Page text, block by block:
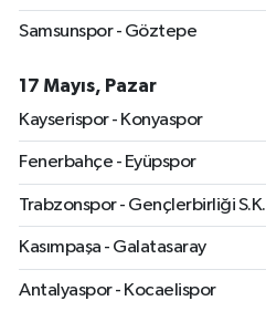
Samsunspor - Göztepe
17 Mayıs, Pazar
Kayserispor - Konyaspor
Fenerbahçe - Eyüpspor
Trabzonspor - Gençlerbirliği S.K.
Kasımpaşa - Galatasaray
Antalyaspor - Kocaelispor